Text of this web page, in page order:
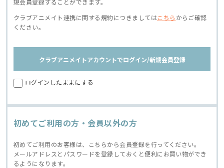
規会員登録することができます。
クラブアニメイト連携に関する規約につきましてはこちら からご確認
ください。
クラブアニメイトアカウントでログイン/新規会員登録
ログインしたままにする
初めてご利用の方・会員以外の方
初めてご利用のお客様は、こちらから会員登録を行ってください。
メールアドレスとパスワードを登録しておくと便利にお買い物ができ
るようになります。